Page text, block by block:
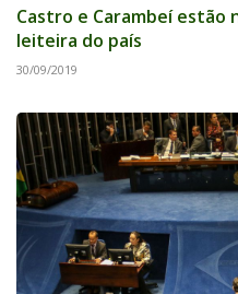
Castro e Carambeí estão
leiteira do país
30/09/2019